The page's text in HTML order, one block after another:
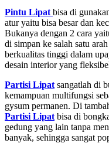
Pintu Lipat bisa di
atur yaitu bisa besar dan
Bukanya dengan 2 cara
di simpan ke salah satu
berkualitas tinggi dalam
desain interior yang
Partisi Lipat sangatlah di
kemampuan multifungsi
gysum permanen. Di
Partisi Lipat bisa di
gedung yang lain tanpa
banyak, sehingga sangat